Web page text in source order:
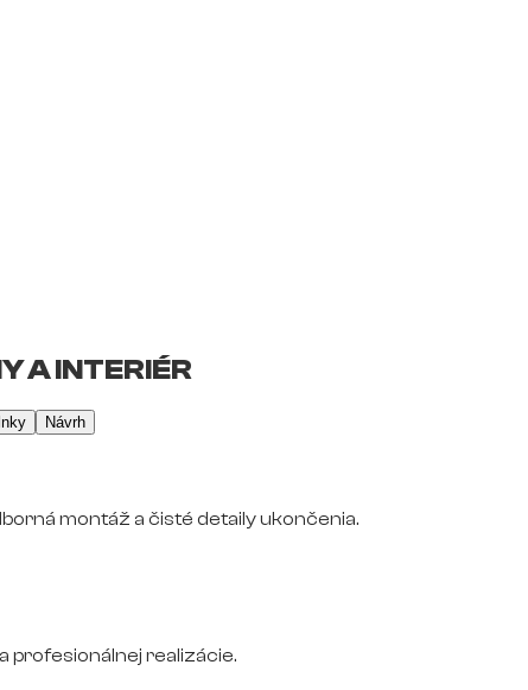
A INTERIÉR
Návrh
montáž a čisté detaily ukončenia.
profesionálnej realizácie.